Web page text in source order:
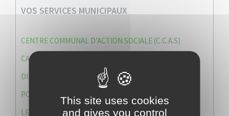
VOS SERVICES MUNICIPAUX
CENTRE COMMUNAL D’ACTION SOCIALE (C.C.A.S)
CAISSE DES ÉCOLES
DIRECTION DES SERVICES TECHNIQUES
POLICE MUNICIPALE
LE CABINET DU MAIRE
This site uses cookies
and gives you control